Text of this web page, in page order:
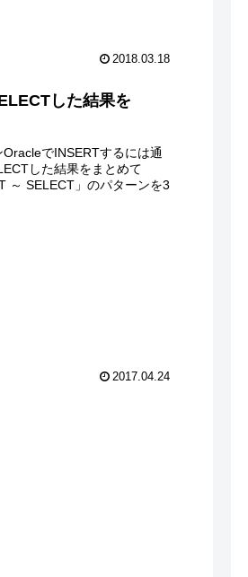
2018.03.18
した結果を
でINSERTするには通
した結果をまとめて
～ SELECT」のパターンを3
2017.04.24